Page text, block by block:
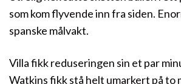
som kom flyvende inn fra siden.
spanske målvakt.
Villa fikk reduseringen sin et par
Watkins fikk stå helt umarkert på to